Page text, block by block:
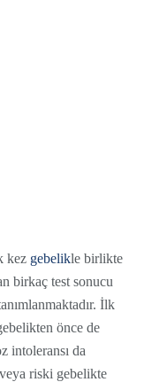
kez gebelikle birlikte
birkaç test sonucu
İlk
önce de
intoleransı da
riski gebelikte